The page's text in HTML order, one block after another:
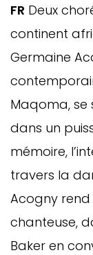
FR Deux
continent
Germaine
Maqoma,
dans un
mémoire,
travers la
Acogny
chanteuse,
Baker en